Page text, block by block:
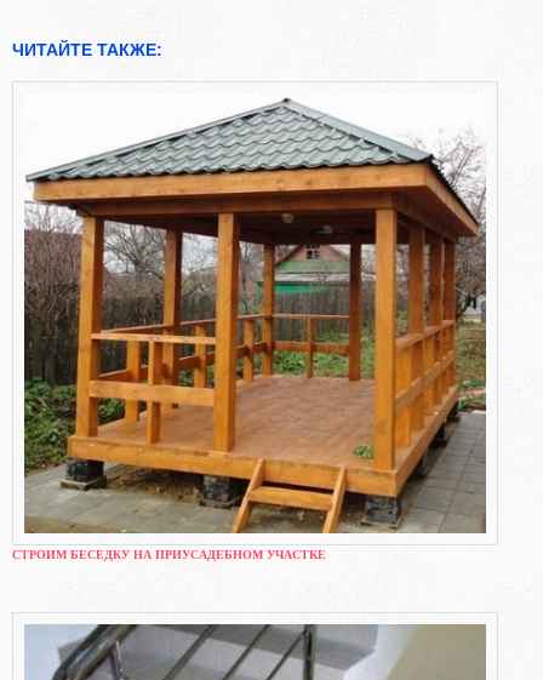
ЧИТАЙТЕ ТАКЖЕ:
СТРОИМ БЕСЕДКУ НА ПРИУСАДЕБНОМ УЧАСТКЕ